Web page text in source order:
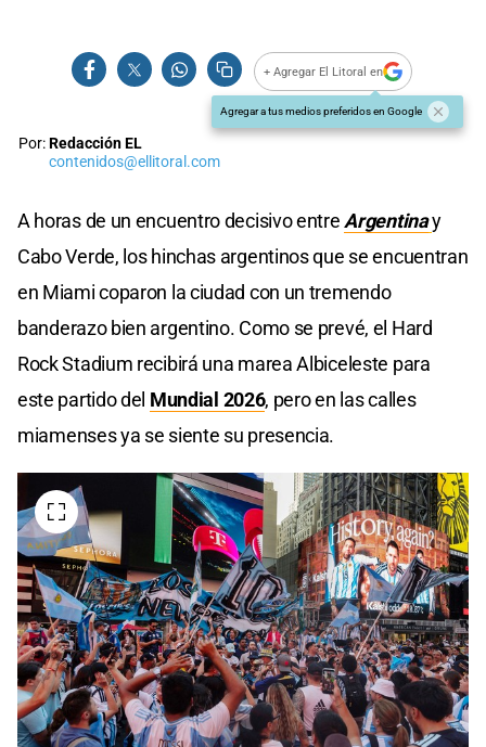
+ Agregar El Litoral en
Agregar a tus medios preferidos en Google
Por:Redacción EL
contenidos@ellitoral.com
A horas de un encuentro decisivo entre Argentinay
Cabo Verde, los hinchas argentinos que se encuentran
en Miami coparon la ciudad con un tremendo
banderazo bien argentino. Como se prevé, el Hard
Rock Stadium recibirá una marea Albiceleste para
este partido del Mundial 2026, pero en las calles
miamenses ya se siente su presencia.